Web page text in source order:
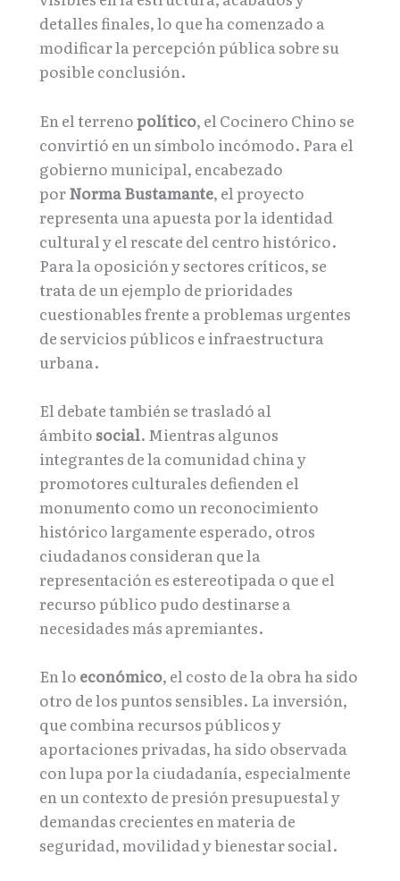
detalles finales, lo que ha comenzado a
modificar la percepción pública sobre su
posible conclusión.
En el terrenopolítico, el Cocinero Chino se
convirtió en un símbolo incómodo. Para el
gobierno municipal, encabezado
porNorma Bustamante, el proyecto
representa una apuesta por la identidad
cultural y el rescate del centro histórico.
Para la oposición y sectores críticos, se
trata de un ejemplo de prioridades
cuestionables frente a problemas urgentes
de servicios públicos e infraestructura
urbana.
El debate también se trasladó al
ámbito social. Mientras algunos
integrantes de la comunidad china y
promotores culturales defienden el
monumento como un reconocimiento
histórico largamente esperado, otros
ciudadanos consideran que la
representación es estereotipada o que el
recurso público pudo destinarse a
necesidades más apremiantes.
En lo económico, el costo de la obra ha sido
otro de los puntos sensibles. La inversión,
que combina recursos públicos y
aportaciones privadas, ha sido observada
con lupa por la ciudadanía, especialmente
en un contexto de presión presupuestal y
demandas crecientes en materia de
seguridad, movilidad y bienestar social.